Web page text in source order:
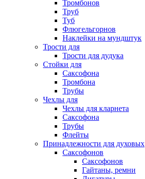
Тромбонов
Труб
Туб
Флюгельгорнов
Наклейки на мундштук
Трости для
Трости для дудука
Стойки для
Саксофона
Тромбона
Трубы
Чехлы для
Чехлы для кларнета
Саксофона
Трубы
Флейты
Принадлежности для духовых
Саксофонов
Саксофонов
Гайтаны, ремни